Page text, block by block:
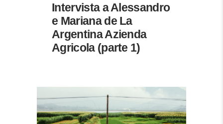
Intervista a Alessandro
e Mariana de La
Argentina Azienda
Agricola (parte 1)